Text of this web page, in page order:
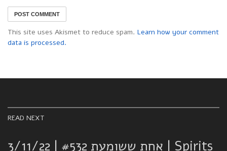
This site uses Akismet to reduce spam. Learn how your comment
data is processed.
READ NEXT
אחת ששומעת #532 | 3/11/22 | Spirits